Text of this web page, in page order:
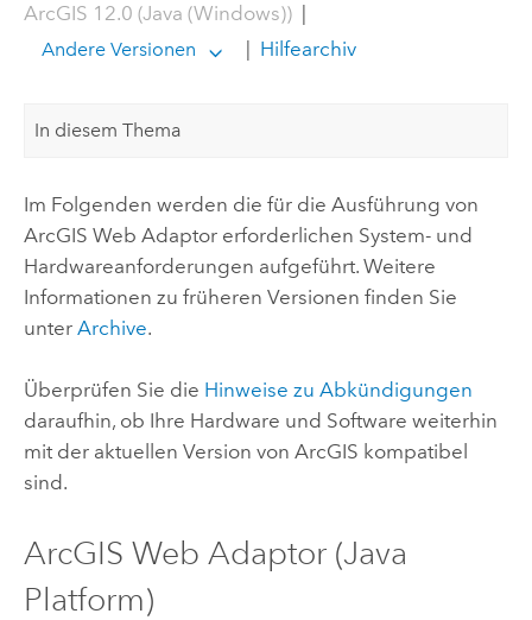
ArcGIS 12.0 (Java (Windows))|
Andere Versionen Hilfearchiv
In diesem Thema
Im Folgenden werden die für die Ausführung von
ArcGIS Web Adaptorerforderlichen System- und
Hardwareanforderungen aufgeführt. Weitere
Informationen zu früheren Versionen finden Sie
unter Archive.
Überprüfen Sie die Hinweise zu Abkündigungen
daraufhin, ob Ihre Hardware und Software weiterhin
mit der aktuellen Version von ArcGIS kompatibel
sind.
ArcGIS Web Adaptor (Java
Platform)